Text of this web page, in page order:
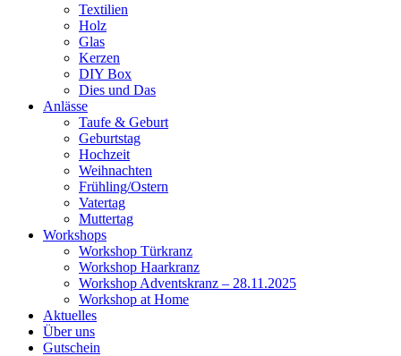
Textilien
Holz
Glas
Kerzen
DIY Box
Dies und Das
Anlässe
Taufe & Geburt
Geburtstag
Hochzeit
Weihnachten
Frühling/Ostern
Vatertag
Muttertag
Workshops
Workshop Türkranz
Workshop Haarkranz
Workshop Adventskranz – 28.11.2025
Workshop at Home
Aktuelles
Über uns
Gutschein